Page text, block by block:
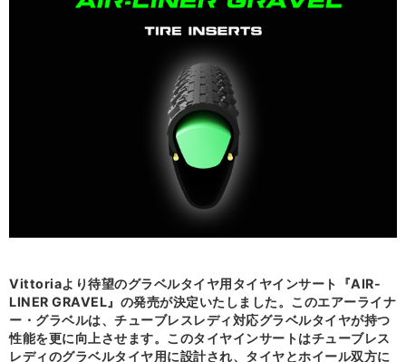
Vittoriaより待望のグラベルタイヤ用タイヤインサート『AIR-
LINER GRAVEL』の発売が決定いたしました。このエアーライナ
ー・グラベルは、チューブレスレディ対応グラベルタイヤが持つ
性能を更に向上させます。このタイヤインサートはチューブレス
レディのグラベルタイヤ用に設計され、タイヤとホイール双方に